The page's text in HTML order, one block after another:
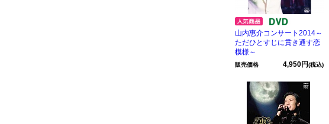
山内惠介コンサート2014～
ただひとすじに貫き通す恋
模様～
販売価格 4,950円(税込)